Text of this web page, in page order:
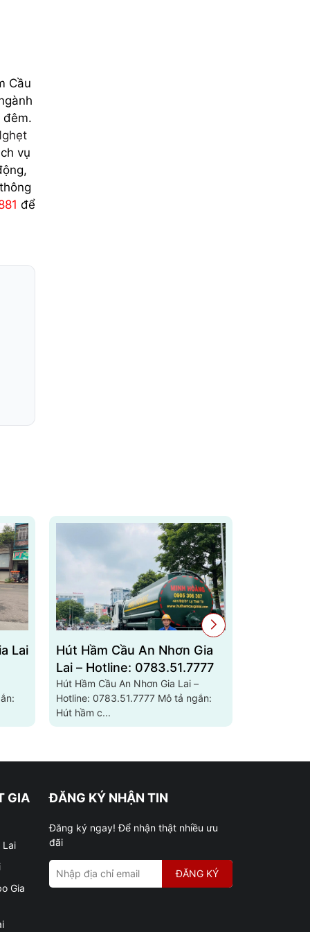
Cầu
đêm.
vụ
để
Lai
Hút Hầm Cầu An Nhơn Gia
Lai – Hotline: 0783.51.7777
Hút Hầm Cầu An Nhơn Gia Lai –
Hotline: 0783.51.7777 Mô tả ngắn:
Hút hầm c...
GIA
Lai
Gia
ĐĂNG KÝ NHẬN TIN
Đăng ký ngay! Để nhận thật nhiều ưu
đãi
ĐĂNG KÝ